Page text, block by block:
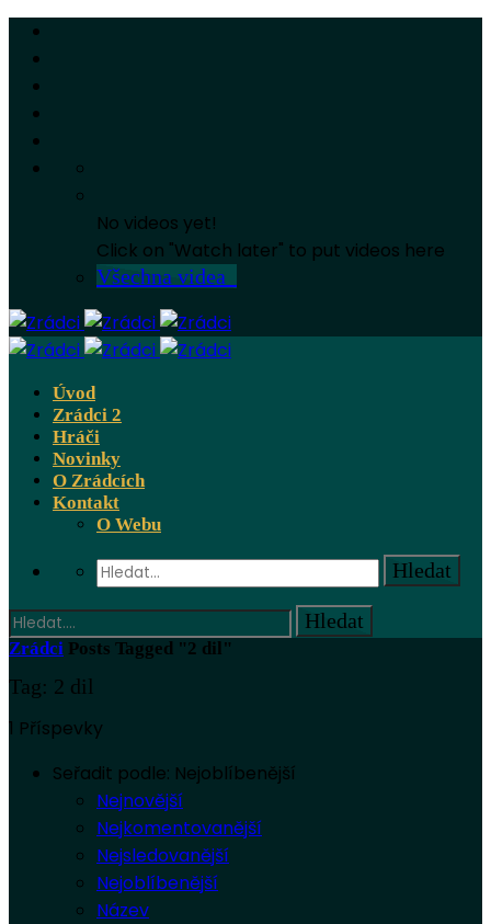
No videos yet!
Click on "Watch later" to put videos here
Všechna videa
Úvod
Zrádci 2
Hráči
Novinky
O Zrádcích
Kontakt
O Webu
Zrádci Posts Tagged "2 dil"
Tag: 2 dil
1 Příspevky
Seřadit podle: Nejoblíbenější
Nejnovější
Nejkomentovanější
Nejsledovanější
Nejoblíbenější
Název